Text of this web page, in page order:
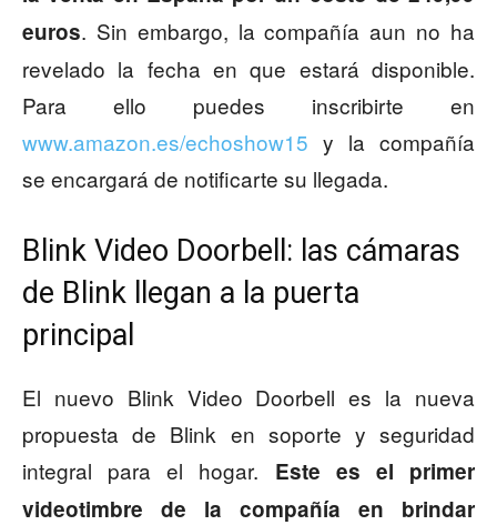
euros. Sin embargo, la compañía aun no ha
revelado la fecha en que estará disponible.
Para ello puedes inscribirte en
www.amazon.es/echoshow15 y la compañía
se encargará de notificarte su llegada.
Blink Video Doorbell: las cámaras
de Blink llegan a la puerta
principal
El nuevo Blink Video Doorbell es la nueva
propuesta de Blink en soporte y seguridad
integral para el hogar. Este es el primer
videotimbre de la compañía en brindar